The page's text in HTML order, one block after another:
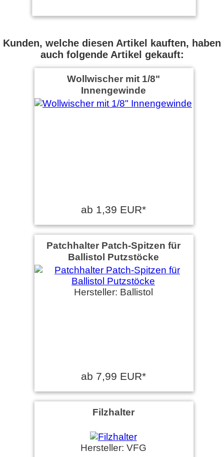
Kunden, welche diesen Artikel kauften, haben
auch folgende Artikel gekauft:
Wollwischer mit 1/8"
Innengewinde
ab 1,39 EUR*
Patchhalter Patch-Spitzen für
Ballistol Putzstöcke
Hersteller: Ballistol
ab 7,99 EUR*
Filzhalter
Hersteller: VFG